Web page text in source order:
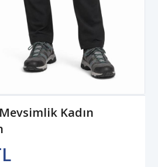
Kadın